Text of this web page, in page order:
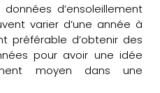
d’ensoleillement
varier d’une année à
préférable d’obtenir des
pour avoir une idée
moyen dans une